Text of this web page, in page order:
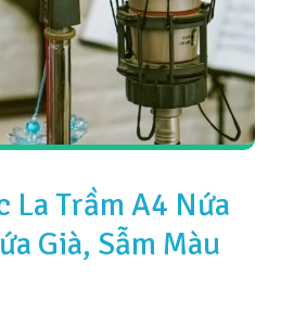
La Trầm A4 Nứa
Già, Sẫm Màu